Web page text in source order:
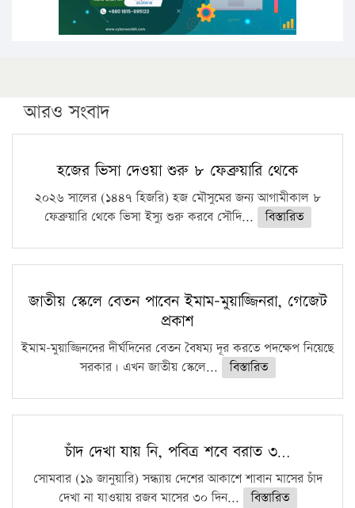
আরও সংবাদ
হজের ভিসা দেওয়া শুরু ৮ ফেব্রুয়ারি থেকে
২০২৬ সালের (১৪৪৭ হিজরি) হজ মৌসুমের জন্য আগামীকাল ৮
ফেব্রুয়ারি থেকে ভিসা ইস্যু শুরু করবে সৌদি...
বিস্তারিত
জাতীয় স্কেলে বেতন পাবেন ইমাম-মুয়াজ্জিনরা, গেজেট
প্রকাশ
ইমাম-মুয়াজ্জিনদের দীর্ঘদিনের বেতন বৈষম্য দূর করতে পদক্ষেপ নিয়েছে
সরকার। এখন জাতীয় স্কেলে...
বিস্তারিত
চাঁদ দেখা যায় নি, পবিত্র শবে বরাত ৩…
সোমবার (১৯ জানুয়ারি) সন্ধ্যায় দেশের আকাশে শাবান মাসের চাঁদ
দেখা না যাওয়ায় রজব মাসের ৩০ দিন...
বিস্তারিত